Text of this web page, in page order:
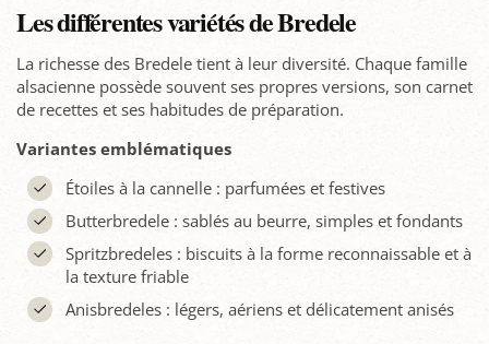
Les différentes variétés de Bredele
La richesse des Bredele tient à leur diversité. Chaque famille
alsacienne possède souvent ses propres versions, son carnet
de recettes et ses habitudes de préparation.
Variantes emblématiques
Étoiles à la cannelle : parfumées et festives
Butterbredele : sablés au beurre, simples et fondants
Spritzbredeles : biscuits à la forme reconnaissable et à
la texture friable
Anisbredeles : légers, aériens et délicatement anisés